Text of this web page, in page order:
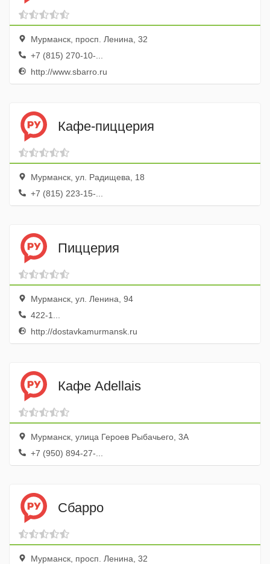
Мурманск, просп. Ленина, 32
+7 (815) 270-10-...
http://www.sbarro.ru
Кафе-пиццерия
Мурманск, ул. Радищева, 18
+7 (815) 223-15-...
Пиццерия
Мурманск, ул. Ленина, 94
422-1...
http://dostavkamurmansk.ru
Кафе Adellais
Мурманск, улица Героев Рыбачьего, 3А
+7 (950) 894-27-...
Сбарро
Мурманск, просп. Ленина, 32